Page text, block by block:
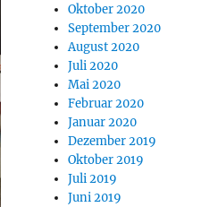
Oktober 2020
September 2020
August 2020
Juli 2020
Mai 2020
Februar 2020
Januar 2020
Dezember 2019
Oktober 2019
Juli 2019
Juni 2019